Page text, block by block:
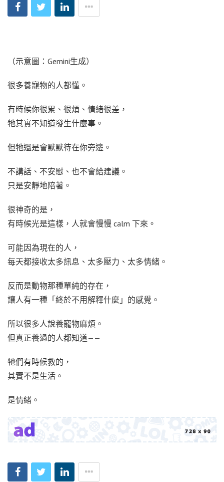
（示意圖：Gemini生成）
很多養寵物的人都懂。
有時候你很累、很煩、情緒很差，
牠其實不知道發生什麼事。
但牠還是會默默待在你旁邊。
不講話、不安慰、也不會給建議。
只是安靜地陪著。
很神奇的是，
有時候光是這樣，人就會慢慢 calm 下來。
可能因為現在的人，
每天都接收太多訊息、太多壓力、太多情緒。
反而是動物那種單純的存在，
讓人有一種「終於不用解釋什麼」的感覺。
所以很多人說養寵物麻煩。
但真正養過的人都知道——
牠們有時候救的，
其實不是生活。
是情緒。